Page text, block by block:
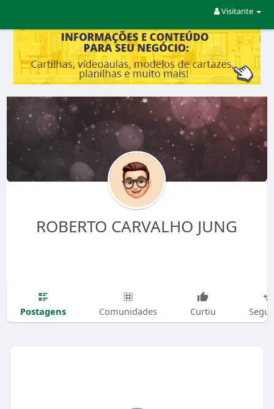
Visitante
ROBERTO CARVALHO JUNG
Postagens Comunidades Curtiu